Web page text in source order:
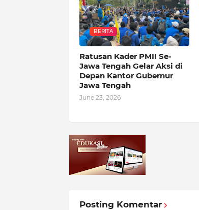
BERITA
Ratusan Kader PMII Se-
Jawa Tengah Gelar Aksi di
Depan Kantor Gubernur
Jawa Tengah
June 23, 2026
Posting Komentar